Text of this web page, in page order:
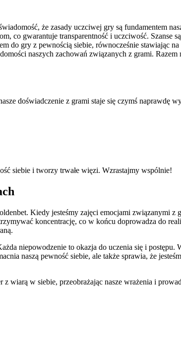
że zasady uczciwej gry są fundamentem
co gwarantuje transparentność i uczciwość.
do gry z pewnością siebie, równocześnie stawiając
naszych zachowań związanych z grami.
doświadczenie z grami staje się czymś
siebie i tworzy trwałe więzi. Wzrastajmy wspólnie!
Kiedy jesteśmy zajęci emocjami związanymi
koncentrację, co w końcu doprowadza do
niepowodzenie to okazja do uczenia się i
naszą pewność siebie, ale także sprawia, że
wiarą w siebie, przeobrażając nasze wrażenia i